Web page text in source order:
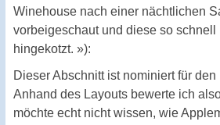
Winehouse nach einer nächtlichen
vorbeigeschaut und diese so schnell
hingekotzt. »):
Dieser Abschnitt ist nominiert für
Anhand des Layouts bewerte ich
möchte echt nicht wissen, wie